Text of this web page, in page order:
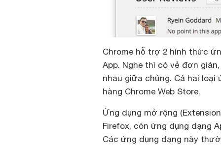
Chrome hỗ trợ 2 hình thức
App. Nghe thì có vẻ đơn
nhau giữa chúng. Cả hai
hàng Chrome Web Store.
Ứng dụng mở rộng
Firefox, còn ứng dụng dạng
Các ứng dụng dạng này